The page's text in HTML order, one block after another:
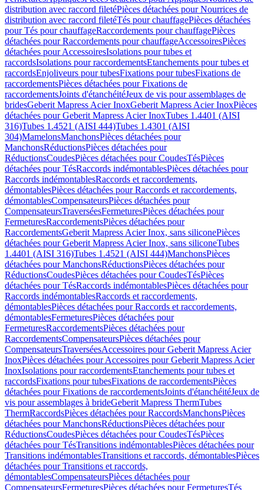
distribution avec raccord filetéPièces détachées pour Nourrices de
distribution avec raccord filetéTés pour chauffagePièces détachées
pour Tés pour chauffageRaccordements pour chauffagePièces
détachées pour Raccordements pour chauffageAccessoiresPièces
détachées pour AccessoiresIsolations pour tubes et
raccordsIsolations pour raccordementsEtanchements pour tubes et
raccordsEnjoliveurs pour tubesFixations pour tubesFixations de
raccordementsPièces détachées pour Fixations de
raccordementsJoints d'étanchéitéJeux de vis pour assemblages de
bridesGeberit Mapress Acier InoxGeberit Mapress Acier InoxPièces
détachées pour Geberit Mapress Acier InoxTubes 1.4401 (AISI
316)Tubes 1.4521 (AISI 444)Tubes 1.4301 (AISI
304)MamelonsManchonsPièces détachées pour
ManchonsRéductionsPièces détachées pour
RéductionsCoudesPièces détachées pour CoudesTésPièces
détachées pour TésRaccords indémontablesPièces détachées pour
Raccords indémontablesRaccords et raccordements,
démontablesPièces détachées pour Raccords et raccordements,
démontablesCompensateursPièces détachées pour
CompensateursTraverséesFermeturesPièces détachées pour
FermeturesRaccordementsPièces détachées pour
RaccordementsGeberit Mapress Acier Inox, sans siliconePièces
détachées pour Geberit Mapress Acier Inox, sans siliconeTubes
1.4401 (AISI 316)Tubes 1.4521 (AISI 444)ManchonsPièces
détachées pour ManchonsRéductionsPièces détachées pour
RéductionsCoudesPièces détachées pour CoudesTésPièces
détachées pour TésRaccords indémontablesPièces détachées pour
Raccords indémontablesRaccords et raccordements,
démontablesPièces détachées pour Raccords et raccordements,
démontablesFermeturesPièces détachées pour
FermeturesRaccordementsPièces détachées pour
RaccordementsCompensateursPièces détachées pour
CompensateursTraverséesAccessoires pour Geberit Mapress Acier
InoxPièces détachées pour Accessoires pour Geberit Mapress Acier
InoxIsolations pour raccordementsEtanchements pour tubes et
raccordsFixations pour tubesFixations de raccordementsPièces
détachées pour Fixations de raccordementsJoints d'étanchéitéJeux de
vis pour assemblages à brideGeberit Mapress ThermTubes
ThermRaccordsPièces détachées pour RaccordsManchonsPièces
détachées pour ManchonsRéductionsPièces détachées pour
RéductionsCoudesPièces détachées pour CoudesTésPièces
détachées pour TésTransitions indémontablesPièces détachées pour
Transitions indémontablesTransitions et raccords, démontablesPièces
détachées pour Transitions et raccords,
démontablesCompensateursPièces détachées pour
CompensateursFermeturesPièces détachées pour FermeturesTés